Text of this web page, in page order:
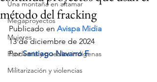
Una montaña en altamar
Megaproyectos
Mujeres
Pandemia y pueblos indígenas
Militarización y violencias
método del fracking
Publicado en Avispa Midia
13 de diciembre de 2024
Por Santiago Navarro F